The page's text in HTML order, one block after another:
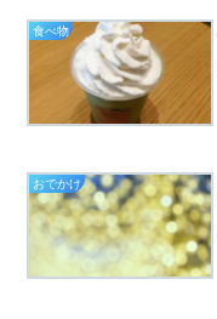
食べ物
おでかけ